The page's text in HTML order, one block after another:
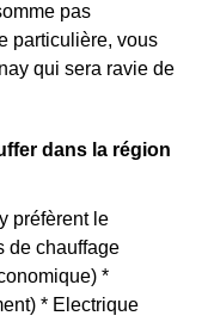
pas
particulière, vous
qui sera ravie de
dans la région
préfèrent le
de chauffage
*
* Electrique